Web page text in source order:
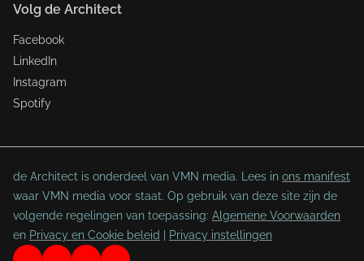
Volg de Architect
Facebook
LinkedIn
Instagram
Spotify
de Architect is onderdeel van VMN media. Lees in ons manifest
waar VMN media voor staat. Op gebruik van deze site zijn de
volgende regelingen van toepassing: Algemene Voorwaarden
en Privacy en Cookie beleid Privacy instellingen